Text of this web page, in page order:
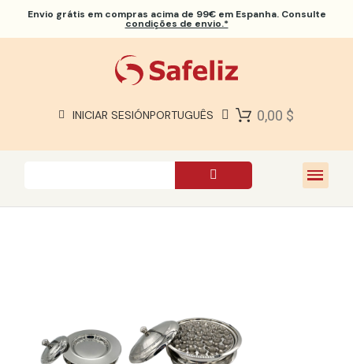
Envio grátis em compras acima de 99€ em Espanha. Consulte
condições de envio.*
INICIAR SESIÓNPORTUGUÊS 0,00 $
SOBRE NÓS